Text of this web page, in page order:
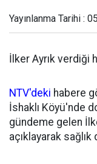
Yayınlanma Tarihi :
İlker Ayrık verdiği
NTV'deki habere
İshaklı Köyü'nde
gündeme gelen
açıklayarak sağlık